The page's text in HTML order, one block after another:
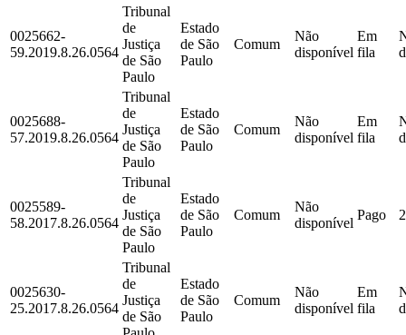
0025662-
59.2019.8.26.0564
Tribunal
de
Justiça
de São
Paulo
Estado
de São
Paulo
Comum
Não
disponível
Em
fila
0025688-
57.2019.8.26.0564
Tribunal
de
Justiça
de São
Paulo
Estado
de São
Paulo
Comum
Não
disponível
Em
fila
0025589-
58.2017.8.26.0564
Tribunal
de
Justiça
de São
Paulo
Estado
de São
Paulo
Comum
Não
disponível
Pago
0025630-
25.2017.8.26.0564
Tribunal
de
Justiça
de São
Estado
de São
Paulo
Comum
Não
disponível
Em
fila